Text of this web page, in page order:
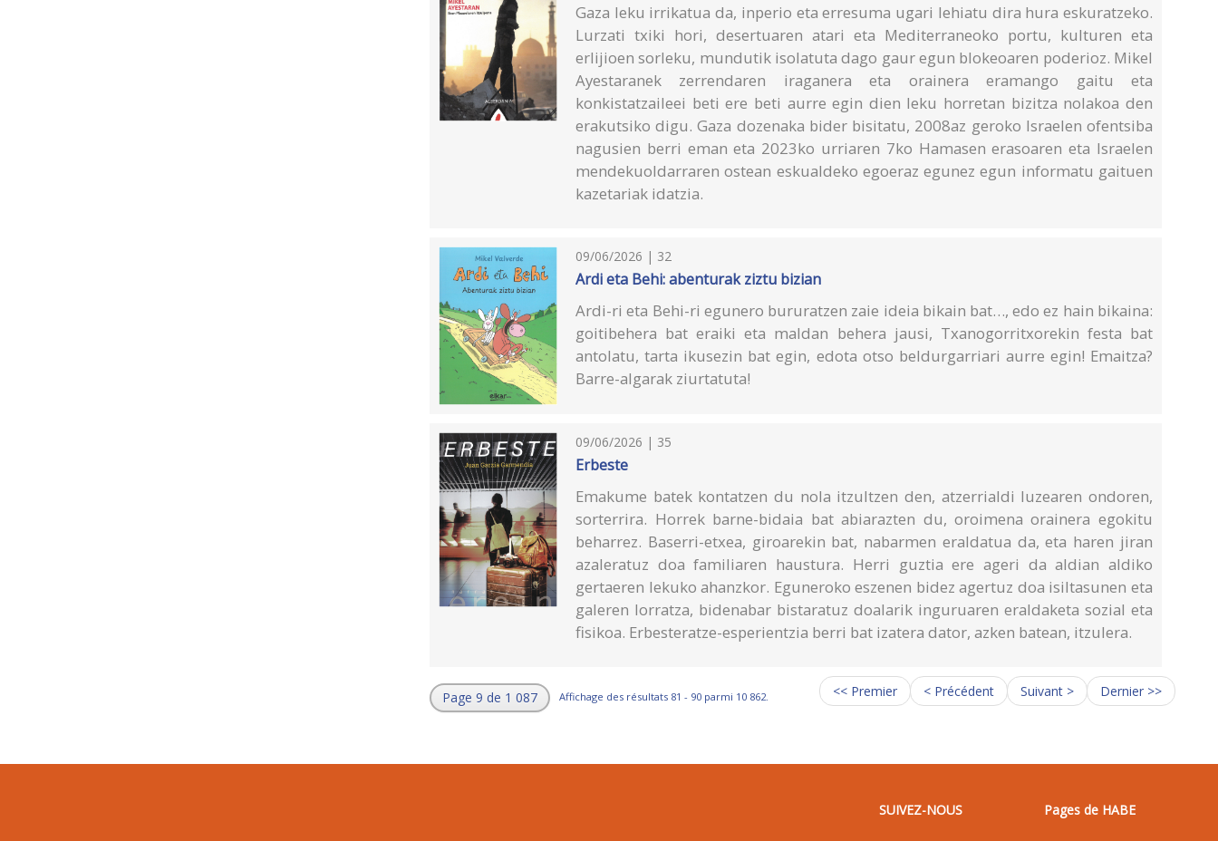
Gaza leku irrikatua da, inperio eta erresuma ugari lehiatu dira hura eskuratzeko.
Lurzati txiki hori, desertuaren atari eta Mediterraneoko portu, kulturen eta
erlijioen sorleku, mundutik isolatuta dago gaur egun blokeoaren poderioz. Mikel
Ayestaranek zerrendaren iraganera eta orainera eramango gaitu eta
konkistatzaileei beti ere beti aurre egin dien leku horretan bizitza nolakoa den
erakutsiko digu. Gaza dozenaka bider bisitatu, 2008az geroko Israelen ofentsiba
nagusien berri eman eta 2023ko urriaren 7ko Hamasen erasoaren eta Israelen
mendekuoldarraren ostean eskualdeko egoeraz egunez egun informatu gaituen
kazetariak idatzia.
09/06/2026 | 32
Ardi eta Behi: abenturak ziztu bizian
Ardi-ri eta Behi-ri egunero bururatzen zaie ideia bikain bat…, edo ez hain bikaina:
goitibehera bat eraiki eta maldan behera jausi, Txanogorritxorekin festa bat
antolatu, tarta ikusezin bat egin, edota otso beldurgarriari aurre egin! Emaitza?
Barre-algarak ziurtatuta!
09/06/2026 | 35
Erbeste
Emakume batek kontatzen du nola itzultzen den, atzerrialdi luzearen ondoren,
sorterrira. Horrek barne-bidaia bat abiarazten du, oroimena orainera egokitu
beharrez. Baserri-etxea, giroarekin bat, nabarmen eraldatua da, eta haren jiran
azaleratuz doa familiaren haustura. Herri guztia ere ageri da aldian aldiko
gertaeren lekuko ahanzkor. Eguneroko eszenen bidez agertuz doa isiltasunen eta
galeren lorratza, bidenabar bistaratuz doalarik inguruaren eraldaketa sozial eta
fisikoa. Erbesteratze-esperientzia berri bat izatera dator, azken batean, itzulera.
Page 9 de 1 087 Affichage des résultats 81 - 90 parmi 10 862. << Premier < Précédent Suivant > Dernier >>
SUIVEZ-NOUS Pages de HABE